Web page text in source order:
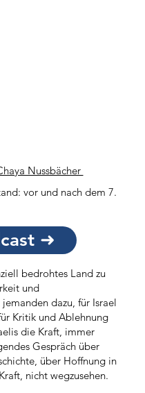
Nussbächer
vor und nach dem 7.
➜
bedrohtes Land zu
und
dazu, für Israel
Kritik und Ablehnung
die Kraft, immer
Gespräch über
über Hoffnung in
nicht wegzusehen.